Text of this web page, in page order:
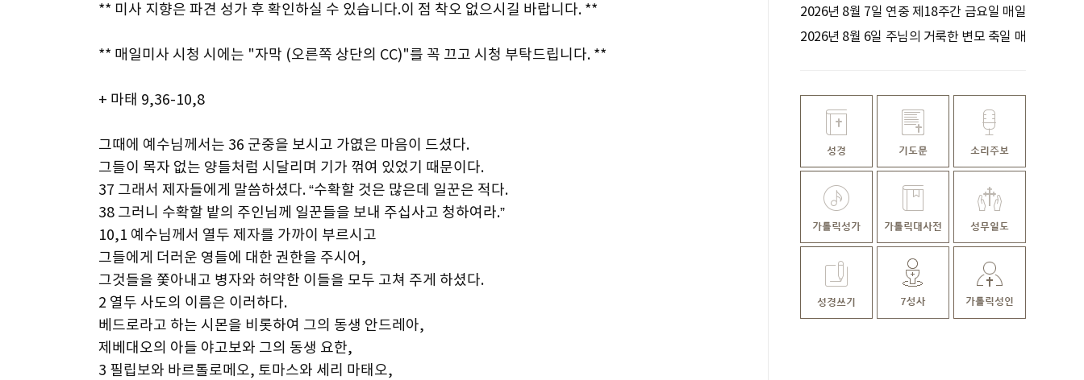
** 미사 지향은 파견 성가 후 확인하실 수 있습니다.이 점 착오 없으시길 바랍니다. **
** 매일미사 시청 시에는 "자막 (오른쪽 상단의 CC)"를 꼭 끄고 시청 부탁드립니다. **
+ 마태 9,36-10,8
그때에 예수님께서는 36 군중을 보시고 가엾은 마음이 드셨다.
그들이 목자 없는 양들처럼 시달리며 기가 꺾여 있었기 때문이다.
37 그래서 제자들에게 말씀하셨다. “수확할 것은 많은데 일꾼은 적다.
38 그러니 수확할 밭의 주인님께 일꾼들을 보내 주십사고 청하여라.”
10,1 예수님께서 열두 제자를 가까이 부르시고
그들에게 더러운 영들에 대한 권한을 주시어,
그것들을 쫓아내고 병자와 허약한 이들을 모두 고쳐 주게 하셨다.
2 열두 사도의 이름은 이러하다.
베드로라고 하는 시몬을 비롯하여 그의 동생 안드레아,
제베대오의 아들 야고보와 그의 동생 요한,
3 필립보와 바르톨로메오, 토마스와 세리 마태오,
일미사ㅣ김윤욱 루카 신부 집전
2026년 8월 7일 연중 제18주간 금요일 매일
미사ㅣ정연우 스테파노 신부 집전
2026년 8월 6일 주님의 거룩한 변모 축일 매